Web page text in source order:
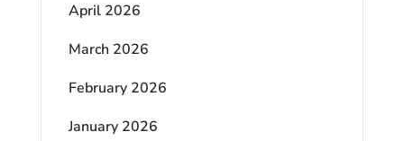
April 2026
March 2026
February 2026
January 2026